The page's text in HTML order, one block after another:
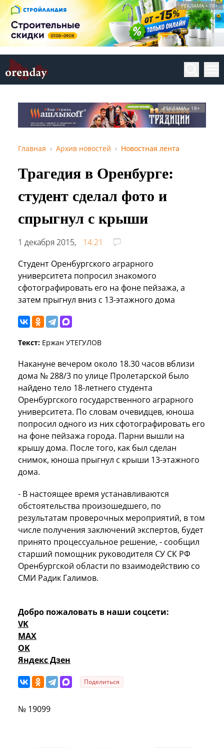
РЕКЛАМА • 18+
РЕКЛАМА • 18+
Главная Архив новостей Новостная лента
Трагедия в Оренбурге:
студент сделал фото и
спрыгнул с крыши
1 декабря 2015,
14:21
Студент Оренбургского аграрного
университета попросил знакомого
сфотографировать его на фоне пейзажа, а
затем прыгнул вниз с 13-этажного дома
Текст: Ержан УТЕГУЛОВ
Накануне вечером около 18.30 часов вблизи
дома № 288/3 по улице Пролетарской было
найдено тело 18-летнего студента
Оренбургского государственного аграрного
университета. По словам очевидцев, юноша
попросил одного из них сфотографировать его
на фоне пейзажа города. Парни вышли на
крышу дома. После того, как был сделан
снимок, юноша прыгнул с крыши 13-этажного
дома.
- В настоящее время устанавливаются
обстоятельства произошедшего, по
результатам проверочных мероприятий, в том
числе получения заключений экспертов, будет
принято процессуальное решение, - сообщил
старший помощник руководителя СУ СК РФ
Оренбургской области по взаимодействию со
СМИ Радик Галимов.
Добро пожаловать в наши соцсети:
VK
MAX
OK
Яндекс Дзен
Поделиться
№ 19099